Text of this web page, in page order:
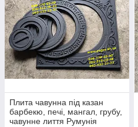
Плита чавунна під казан
барбекю, печі, мангал, грубу,
чавунне лиття Румунія